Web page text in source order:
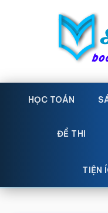
Sách
Toán
toán
Học
toán,
giáo
HỌC TOÁN
ĐỀ THI
TIỆN